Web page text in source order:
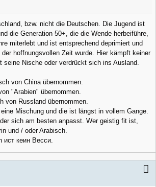
bzw. nicht die Deutschen. Die Jugend ist
die Generation 50+, die die Wende herbeiführe,
miterlebt und ist entsprechend deprimiert und
hoffnungsvollen Zeit wurde. Hier kämpft keiner
seine Nische oder verdrückt sich ins Ausland.
von China übernommen.
"Arabien" übernommen.
von Russland übernommen.
Mischung und die ist längst in vollem Gange.
sich am besten anpasst. Wer geistig fit ist,
und / oder Arabisch.
ист кеин Весси.